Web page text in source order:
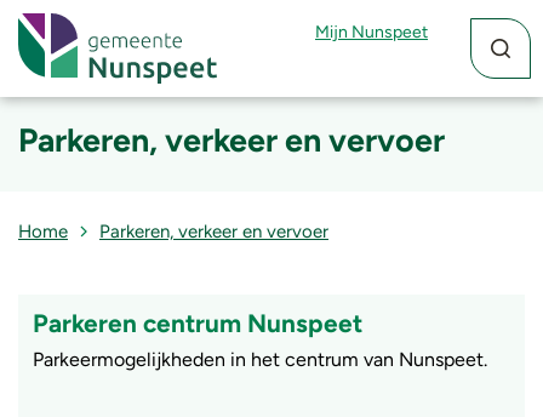
Mijn Nunspeet
Parkeren, verkeer en vervoer
Home Parkeren, verkeer en vervoer
Parkeren centrum Nunspeet
Parkeermogelijkheden in het centrum van Nunspeet.